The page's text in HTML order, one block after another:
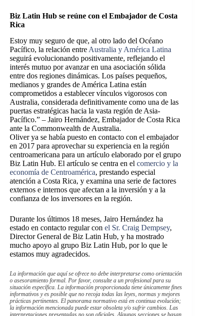
Biz Latin Hub se reúne con el Embajador de Costa
Rica
Estoy muy seguro de que, al otro lado del Océano
Pacífico, la relación entre Australia y América Latina
seguirá evolucionando positivamente, reflejando el
interés mutuo por avanzar en una asociación sólida
entre dos regiones dinámicas. Los países pequeños,
medianos y grandes de América Latina están
comprometidos a establecer vínculos vigorosos con
Australia, considerada definitivamente como una de las
puertas estratégicas hacia la vasta región de Asia-
Pacífico.” – Jairo Hernández, Embajador de Costa Rica
ante la Commonwealth de Australia.
Oliver ya se había puesto en contacto con el embajador
en 2017 para aprovechar su experiencia en la región
centroamericana para un artículo elaborado por el grupo
Biz Latin Hub. El artículo se centra en el comercio y la
economía de Centroamérica, prestando especial
atención a Costa Rica, y examina una serie de factores
externos e internos que afectan a la inversión y a la
confianza de los inversores en la región.
Durante los últimos 18 meses, Jairo Hernández ha
estado en contacto regular con el Sr. Craig Dempsey,
Director General de Biz Latin Hub, y ha mostrado
mucho apoyo al grupo Biz Latin Hub, por lo que le
estamos muy agradecidos.
La información que aquí se ofrece no debe interpretarse como orientación
o asesoramiento formal. Por favor, consulte a un profesional para su
situación específica. La información proporcionada tiene únicamente fines
informativos y es posible que no recoja todas las leyes, normas y mejores
prácticas pertinentes. El panorama normativo está en continua evolución;
la información mencionada puede estar obsoleta y/o sufrir cambios. Las
interpretaciones presentadas no son oficiales. Algunas secciones se basan